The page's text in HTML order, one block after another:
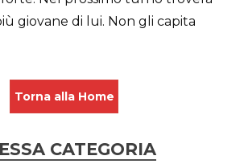
giovane di lui. Non gli capita
Torna alla Home
CATEGORIA